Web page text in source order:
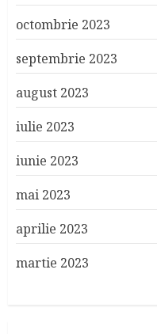
octombrie 2023
septembrie 2023
august 2023
iulie 2023
iunie 2023
mai 2023
aprilie 2023
martie 2023